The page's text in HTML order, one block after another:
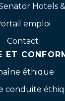
Hotels
emploi
Contact
ET
éthique
conduite